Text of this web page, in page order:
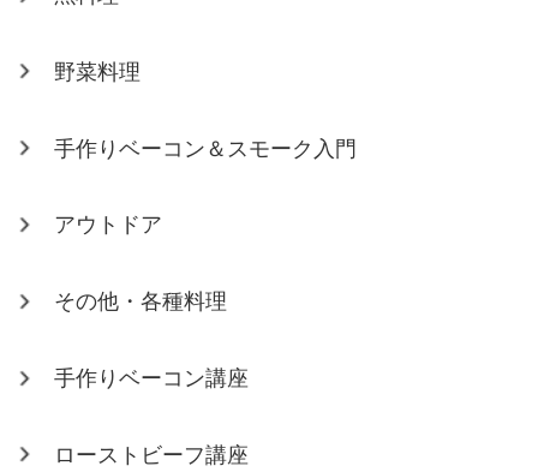
野菜料理
手作りベーコン＆スモーク入門
アウトドア
その他・各種料理
手作りベーコン講座
ローストビーフ講座